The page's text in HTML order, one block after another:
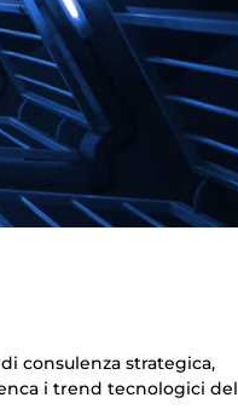
consulenza strategica,
i trend tecnologici del